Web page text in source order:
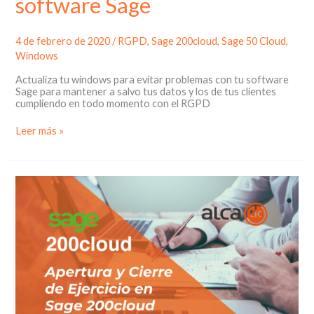
4 de febrero de 2020/RGPD,Sage 200cloud,Sage 50 Cloud,
Windows
Actualiza tu windows para evitar problemas con tu software
Sage para mantener a salvo tus datos y los de tus clientes
cumpliendo en todo momento con el RGPD
Actualiza
problemas
software
Leer más »